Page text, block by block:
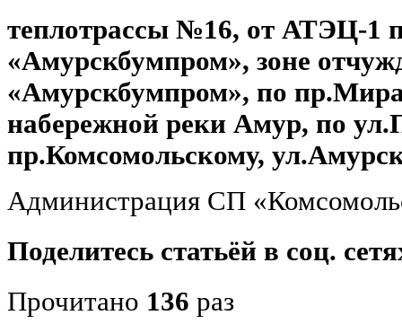
теплотрассы №16, от АТЭЦ-1
«Амурскбумпром», зоне
«Амурскбумпром», по
набережной реки Амур, по
пр.Комсомольскому,
Администрация СП
Поделитесь статьёй в соц.
Прочитано 136 раз